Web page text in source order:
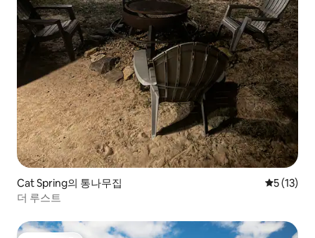
Cat Spring의 통나무집 평점 5점
5 (13)
더 루스트